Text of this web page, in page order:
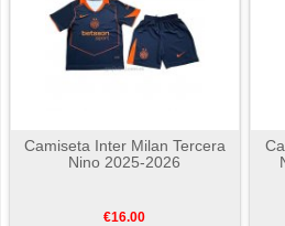
Camiseta Inter Milan Tercera
Nino 2025-2026
€16.00